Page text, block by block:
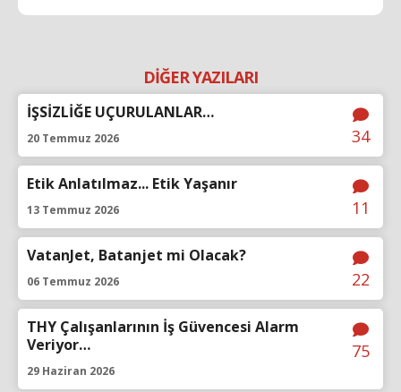
DİĞER YAZILARI
İŞSİZLİĞE UÇURULANLAR…
20 Temmuz 2026 34
Etik Anlatılmaz... Etik Yaşanır
13 Temmuz 2026 11
VatanJet, Batanjet mi Olacak?
06 Temmuz 2026 22
THY Çalışanlarının İş Güvencesi Alarm
Veriyor…
29 Haziran 2026
75